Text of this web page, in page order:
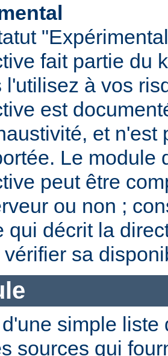
fait partie du
l'utilisez à vos
est
et n'est
Le module
peut être
ou non ;
qui décrit la
vérifier sa
simple liste
sources qui